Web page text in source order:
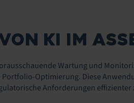
KI IM
Wartung und
Optimierung. Diese
Anforderungen